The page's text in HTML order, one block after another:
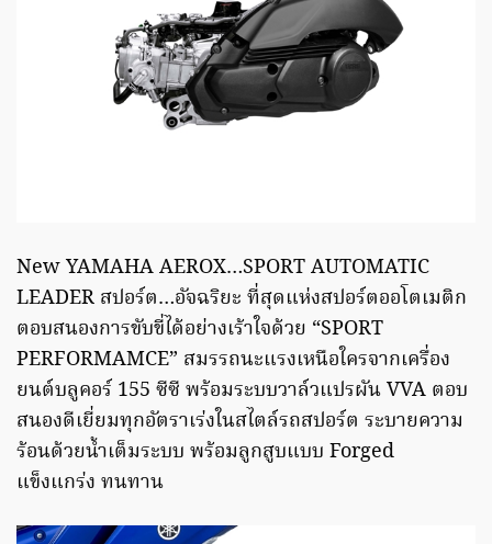
New YAMAHA AEROX…SPORT AUTOMATIC
LEADER สปอร์ต…อัจฉริยะ ที่สุดแห่งสปอร์ตออโตเมติก
ตอบสนองการขับขี่ได้อย่างเร้าใจด้วย “SPORT
PERFORMAMCE” สมรรถนะแรงเหนือใครจากเครื่อง
ยนต์บลูคอร์ 155 ซีซี พร้อมระบบวาล์วแปรผัน VVA ตอบ
สนองดีเยี่ยมทุกอัตราเร่งในสไตล์รถสปอร์ต ระบายความ
ร้อนด้วยน้ำเต็มระบบ พร้อมลูกสูบแบบ Forged
แข็งแกร่ง ทนทาน